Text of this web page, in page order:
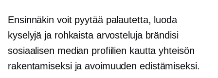
Ensinnäkin voit pyytää palautetta, luoda
kyselyjä ja rohkaista arvosteluja brändisi
sosiaalisen median profiilien kautta yhteisön
rakentamiseksi ja avoimuuden edistämiseksi.